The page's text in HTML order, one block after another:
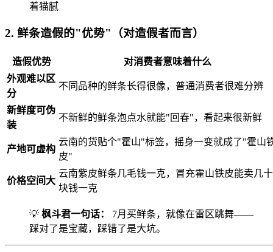
着猫腻
2. 鲜条造假的"优势"（对造假者而言）
造假优势
对消费者意味着什么
外观难以区
分
不同品种的鲜条长得很像，普通消费者很难分辨
新鲜度可伪
装
不新鲜的鲜条泡点水就能"回春"，看起来很新鲜
产地可虚构
云南的货贴个"霍山"标签，摇身一变就成了"霍山
皮"
价格空间大
云南紫皮鲜条几毛钱一克，冒充霍山铁皮能卖几十
块钱一克
💡 枫斗君一句话：
7月买鲜条，就像在雷区跳舞——
踩对了是宝藏，踩错了是大坑。